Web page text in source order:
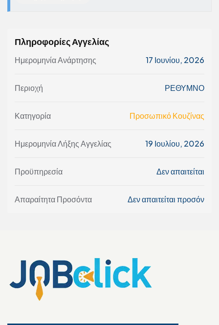
Πληροφορίες Αγγελίας
Ημερομηνία Ανάρτησης 17 Ιουνίου, 2026
Περιοχή ΡΕΘΥΜΝΟ
Κατηγορία Προσωπικό Κουζίνας
Ημερομηνία Λήξης Αγγελίας 19 Ιουλίου, 2026
Προϋπηρεσία Δεν απαιτείται
Απαραίτητα Προσόντα Δεν απαιτείται προσόν